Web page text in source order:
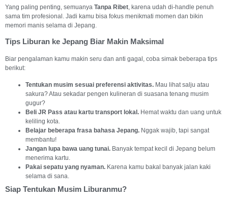
Yang paling penting, semuanya Tanpa Ribet, karena udah di-handle penuh
sama tim profesional. Jadi kamu bisa fokus menikmati momen dan bikin
memori manis selama di Jepang.
Tips Liburan ke Jepang Biar Makin Maksimal
Biar pengalaman kamu makin seru dan anti gagal, coba simak beberapa tips
berikut:
Tentukan musim sesuai preferensi aktivitas. Mau lihat salju atau
sakura? Atau sekadar pengen kulineran di suasana tenang musim
gugur?
Beli JR Pass atau kartu transport lokal. Hemat waktu dan uang untuk
keliling kota.
Belajar beberapa frasa bahasa Jepang. Nggak wajib, tapi sangat
membantu!
Jangan lupa bawa uang tunai. Banyak tempat kecil di Jepang belum
menerima kartu.
Pakai sepatu yang nyaman. Karena kamu bakal banyak jalan kaki
selama di sana.
Siap Tentukan Musim Liburanmu?